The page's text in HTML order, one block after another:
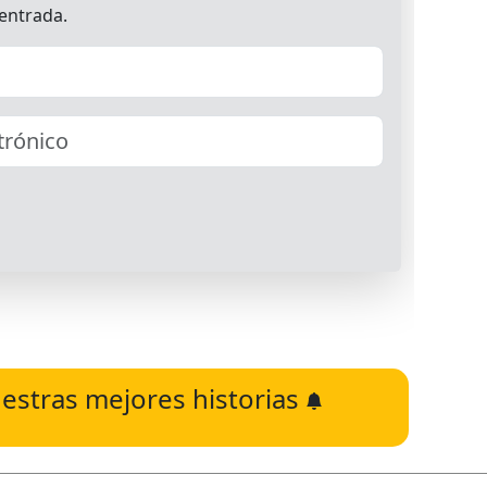
mejores historias